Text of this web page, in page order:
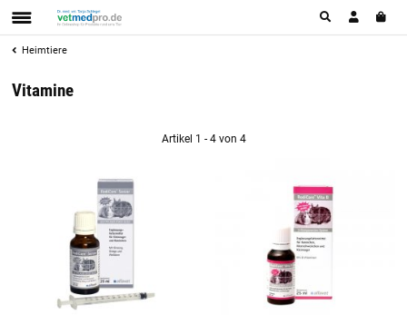
Heimtiere
Vitamine
Artikel 1 - 4 von 4